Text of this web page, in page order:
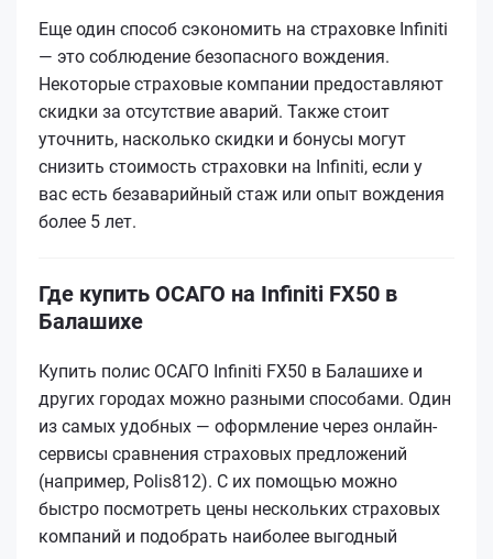
Еще один способ сэкономить на страховке Infiniti
— это соблюдение безопасного вождения.
Некоторые страховые компании предоставляют
скидки за отсутствие аварий. Также стоит
уточнить, насколько скидки и бонусы могут
снизить стоимость страховки на Infiniti, если у
вас есть безаварийный стаж или опыт вождения
более 5 лет.
Где купить ОСАГО на Infiniti FX50 в
Балашихе
Купить полис ОСАГО Infiniti FX50 в Балашихе и
других городах можно разными способами. Один
из самых удобных — оформление через онлайн-
сервисы сравнения страховых предложений
(например, Polis812). С их помощью можно
быстро посмотреть цены нескольких страховых
компаний и подобрать наиболее выгодный